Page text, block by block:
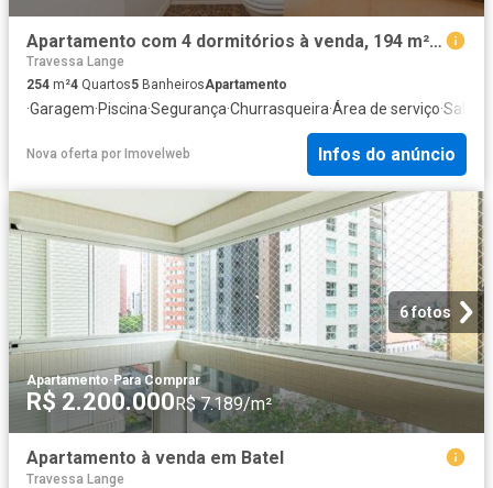
Apartamento com 4 dormitórios à venda, 194 m² por R$ 2.250.000,00 Agua Verde Curitiba/PR
Travessa Lange
254 m²4 Quartos5 BanheirosApartamento
·Garagem·Piscina·Segurança·Churrasqueira·Área de serviço·Sala
Nova oferta por Imovelweb Infos do anúncio
6 fotos
Apartamento· Para Comprar
R$ 2.200.000R$ 7.189/m²
Apartamento à venda em Batel
Travessa Lange